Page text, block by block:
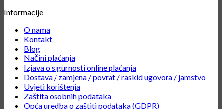
Informacije
O nama
Kontakt
Blog
Načini plaćanja
Izjava o sigurnosti online plaćanja
Dostava / zamjena / povrat / raskid ugovora / jamstvo
Uvjeti korištenja
Zaštita osobnih podataka
Opća uredba o zaštiti podataka (GDPR)